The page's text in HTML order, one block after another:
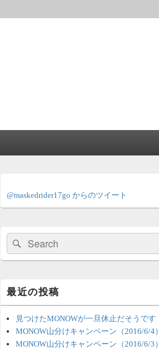
ン
サ
ド
ー
ェ
ッ
ト
エ
リ
@maskedrider17go からのツイート
検
索:
検
索
最近の投稿
見つけたMONOWが一旦休止だそうです
MONOW山分けキャンペーン（2016/6/4）
MONOW山分けキャンペーン（2016/6/3）